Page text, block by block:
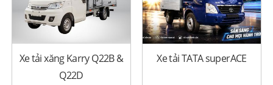
Xe tải xăng Karry Q22B &
Q22D
Xe tải TATA superACE